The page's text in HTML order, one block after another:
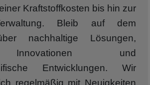
Kraftstoffkosten bis hin zur
Bleib auf dem
nachhaltige Lösungen,
und
Entwicklungen. Wir
regelmäßig mit Neuigkeiten